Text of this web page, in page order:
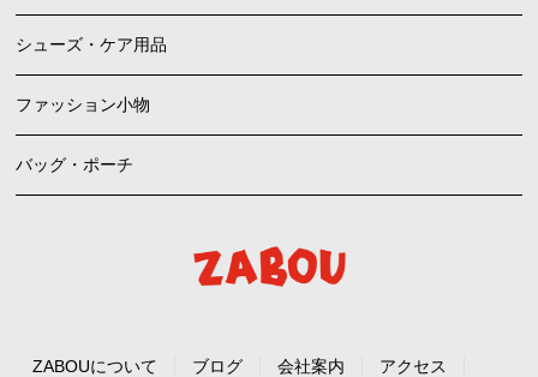
シューズ・ケア用品
ファッション小物
バッグ・ポーチ
ZABOUについて ブログ 会社案内 アクセス